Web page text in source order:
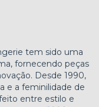
tem sido uma
fornecendo peças
Desde 1990,
e a feminilidade de
entre estilo e